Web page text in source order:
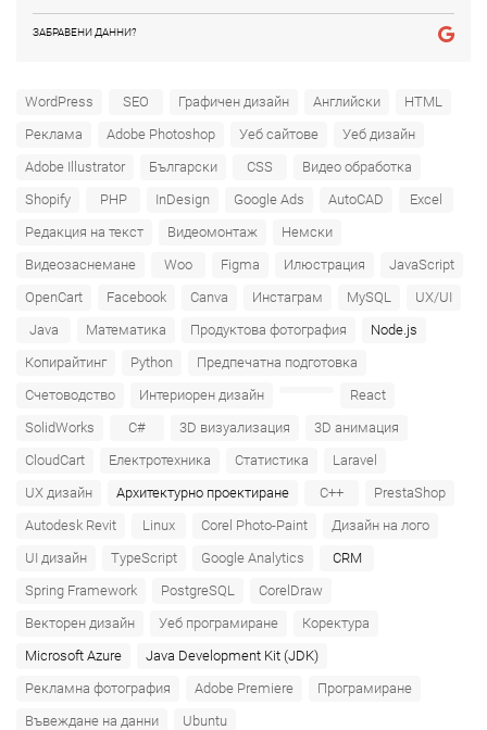
ЗАБРАВЕНИ ДАННИ?
WordPress SEO Графичен дизайн Английски
HTML
Реклама
Adobe Photoshop Уеб сайтове
Уеб дизайн
Adobe Illustrator
Български CSS
Видео обработка
Shopify
PHP InDesign Google Ads AutoCAD
Excel
Редакция на текст
Видеомонтаж
Немски
Видеозаснемане
Woo Figma Илюстрация
JavaScript
OpenCart
Facebook Canva Инстаграм MySQL
UX/UI
Java
Математика Продуктова фотография
Node.js
Копирайтинг
Python
Предпечатна подготовка
Счетоводство
Интериорен дизайн
React
SolidWorks
C# 3D визуализация
3D анимация
CloudCart
Електротехника Статистика
Laravel
UX дизайн
Архитектурно проектиране C++
PrestaShop
Autodesk Revit
Linux Corel Photo-Paint
Дизайн на лого
UI дизайн
TypeScript Google Analytics
CRM
Spring Framework
PostgreSQL
CorelDraw
Векторен дизайн
Уеб програмиране
Коректура
Microsoft Azure‎
Java Development Kit (JDK)
Рекламна фотография
Adobe Premiere
Програмиране
Въвеждане на данни
Ubuntu